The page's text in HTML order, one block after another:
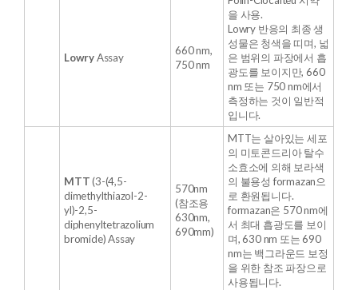
LowryAssay
660 nm,
750 nm
을 사용.
Lowry 반응의 최종 생
성물은 청색을 띠며, 넓
은 범위의 파장에서 흡
광도를 보이지만, 660
nm 또는 750 nm에서
측정하는 것이 일반적
입니다.
MTT(3-(4,5-
dimethylthiazol-2-
yl)-2,5-
diphenyltetrazolium
bromide) Assay
570nm
(참조용
630nm,
690mm)
MTT는 살아있는 세포
의 미토콘드리아 탈수
소효소에 의해 보라색
의 불용성 formazan으
로 환원됩니다.
formazan은 570 nm에
서 최대 흡광도를 보이
며, 630 nm 또는 690
nm는 백그라운드 보정
을 위한 참조 파장으로
사용됩니다.